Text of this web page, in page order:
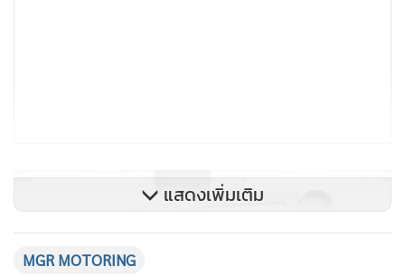
แสดงเพิ่มเติม
MGR MOTORING